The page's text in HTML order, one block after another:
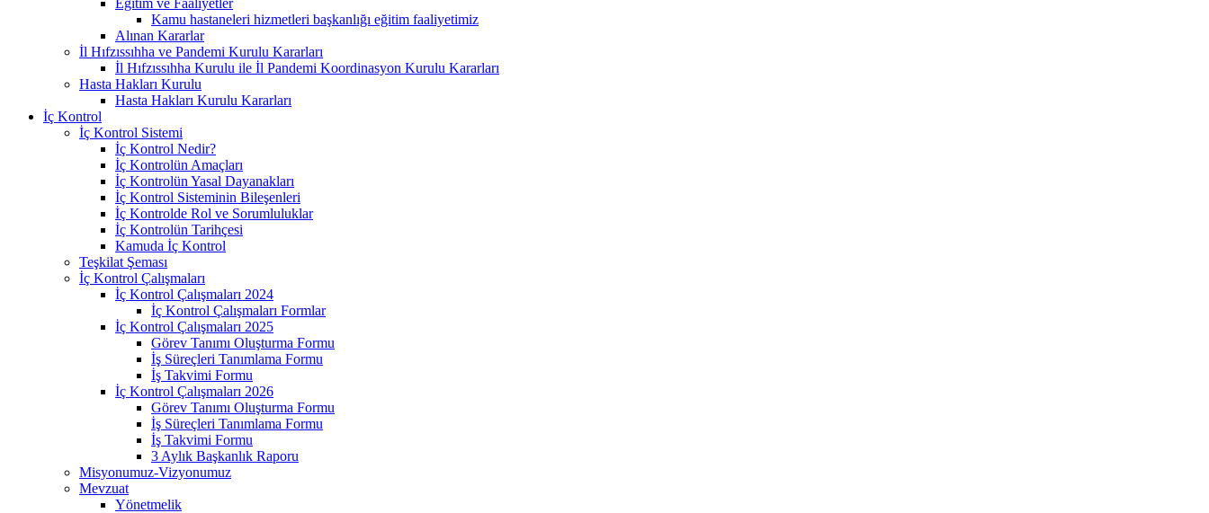
Kamu hastaneleri hizmetleri başkanlığı eğitim faaliyetimiz
Alınan Kararlar
İl Hıfzıssıhha ve Pandemi Kurulu Kararları
İl Hıfzıssıhha Kurulu ile İl Pandemi Koordinasyon Kurulu Kararları
Hasta Hakları Kurulu
Hasta Hakları Kurulu Kararları
İç Kontrol
İç Kontrol Sistemi
İç Kontrol Nedir?
İç Kontrolün Amaçları
İç Kontrolün Yasal Dayanakları
İç Kontrol Sisteminin Bileşenleri
İç Kontrolde Rol ve Sorumluluklar
İç Kontrolün Tarihçesi
Kamuda İç Kontrol
Teşkilat Şeması
İç Kontrol Çalışmaları
İç Kontrol Çalışmaları 2024
İç Kontrol Çalışmaları Formlar
İç Kontrol Çalışmaları 2025
Görev Tanımı Oluşturma Formu
İş Süreçleri Tanımlama Formu
İş Takvimi Formu
İç Kontrol Çalışmaları 2026
Görev Tanımı Oluşturma Formu
İş Süreçleri Tanımlama Formu
İş Takvimi Formu
3 Aylık Başkanlık Raporu
Misyonumuz-Vizyonumuz
Mevzuat
Yönetmelik